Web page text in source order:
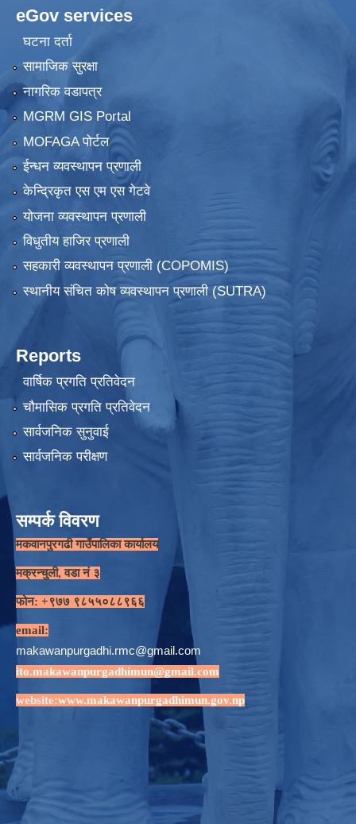
eGov services
घटना दर्ता
सामाजिक सुरक्षा
नागरिक वडापत्र
MGRM GIS Portal
MOFAGA पोर्टल
ईन्धन व्यवस्थापन प्रणाली
केन्द्रिकृत एस एम एस गेटवे
योजना व्यवस्थापन प्रणाली
विधुतीय हाजिर प्रणाली
सहकारी व्यवस्थापन प्रणाली (COPOMIS)
स्थानीय संचित कोष व्यवस्थापन प्रणाली (SUTRA)
Reports
वार्षिक प्रगति प्रतिवेदन
चौमासिक प्रगति प्रतिवेदन
सार्वजनिक सुनुवाई
सार्वजनिक परीक्षण
सम्पर्क विवरण
मकवानपुरगढी गाउँपालिका कार्यालय
मक्रन्चुली, वडा नं ३
फोन: +९७७ ९८५५०८८९६६
email:
makawanpurgadhi.rmc@gmail.com
ito.makawanpurgadhimun@gmail.com
website:www.makawanpurgadhimun.gov.np